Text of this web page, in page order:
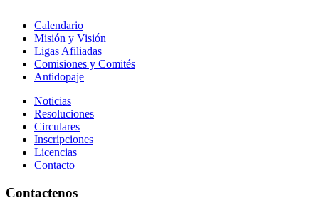
Calendario
Misión y Visión
Ligas Afiliadas
Comisiones y Comités
Antidopaje
Noticias
Resoluciones
Circulares
Inscripciones
Licencias
Contacto
Contactenos